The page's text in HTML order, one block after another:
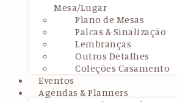
Mesa/Lugar
Plano de Mesas
Palcas & Sinalização
Lembranças
Outros Detalhes
Coleções Casamento
Eventos
Agendas & Planners